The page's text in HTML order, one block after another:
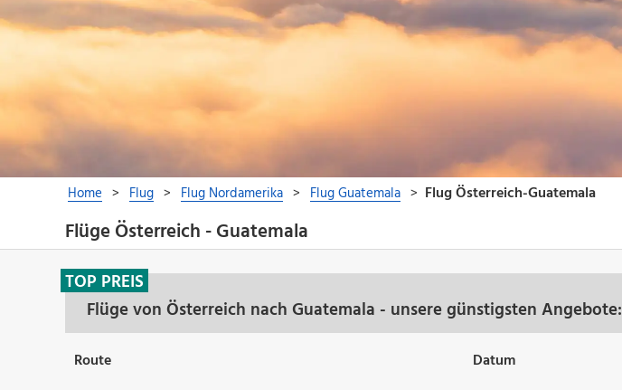
Flüge Österreich - Guatemala
Flüge von Österreich nach Guatemala - unsere günstigsten Angebote:
TOP PREIS
Route Datum